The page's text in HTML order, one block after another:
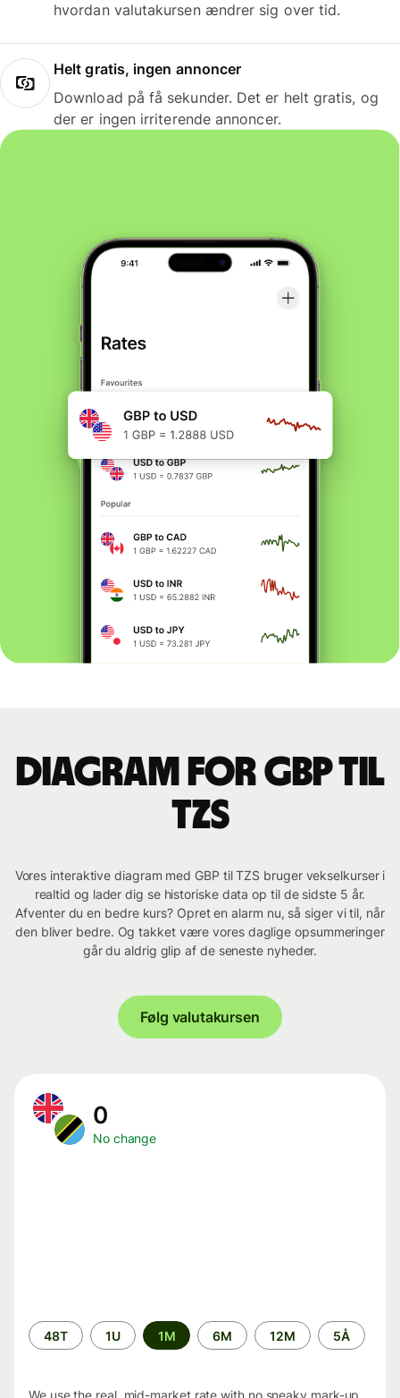
hvordan valutakursen ændrer sig over tid.
Helt gratis, ingen annoncer
Download på få sekunder. Det er helt gratis, og
der er ingen irriterende annoncer.
Diagram for GBP til
TZS
Vores interaktive diagram med GBP til TZS bruger vekselkurser i
realtid og lader dig se historiske data op til de sidste 5 år.
Afventer du en bedre kurs? Opret en alarm nu, så siger vi til, når
den bliver bedre. Og takket være vores daglige opsummeringer
går du aldrig glip af de seneste nyheder.
Følg valutakursen
0
No change
Time
period
48T 1U 1M 6M 12M 5Å